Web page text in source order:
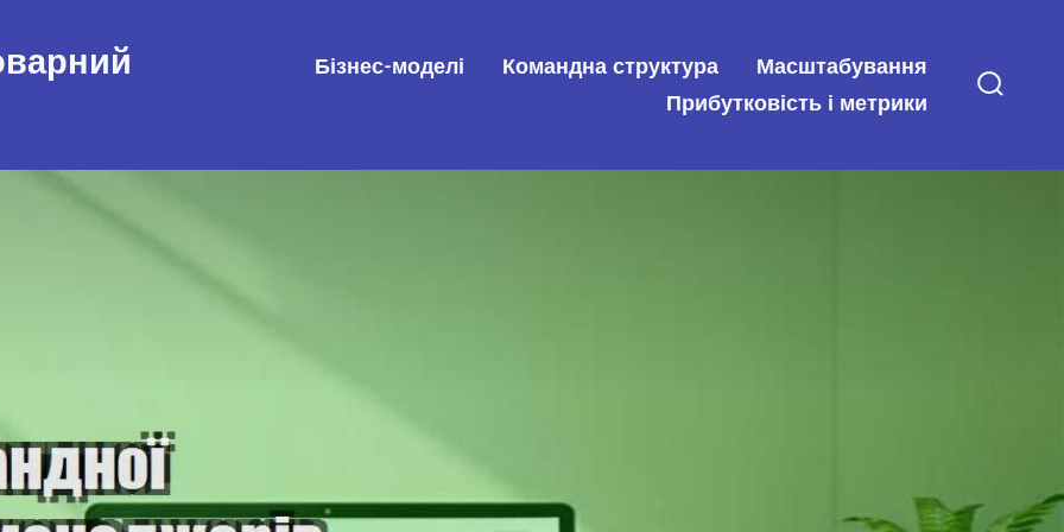
Бізнес-моделі Командна структура
Масштабування
Прибутковість і метрики